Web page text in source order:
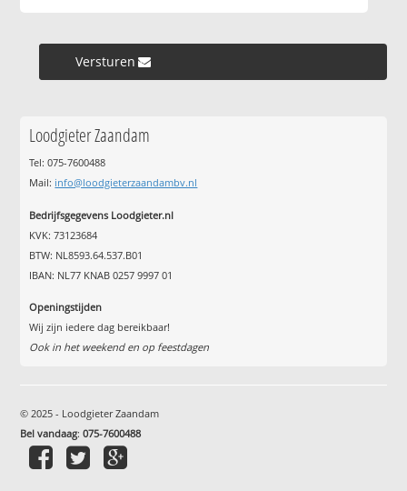
Versturen »
Loodgieter Zaandam
Tel: 075-7600488
Mail: info@loodgieterzaandambv.nl
Bedrijfsgegevens Loodgieter.nl
KVK: 73123684
BTW: NL8593.64.537.B01
IBAN: NL77 KNAB 0257 9997 01
Openingstijden
Wij zijn iedere dag bereikbaar!
Ook in het weekend en op feestdagen
© 2025 - Loodgieter Zaandam
Bel vandaag:075-7600488